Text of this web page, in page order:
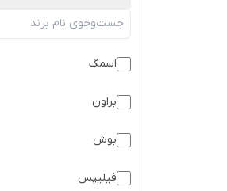
اسمگ
براون
بوش
فیلیپس